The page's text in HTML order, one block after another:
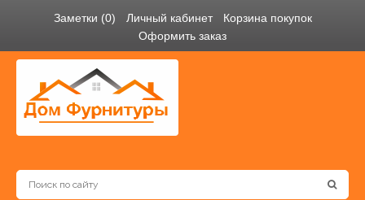
Заметки (0) Личный кабинет
Корзина покупок
Оформить заказ